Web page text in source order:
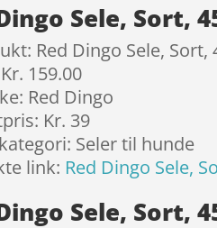
Sele, Sort,
Red Dingo Sele, Sort,
159.00
Red Dingo
Kr. 39
Seler til hunde
link: Red Dingo Sele,
Sele, Sort,